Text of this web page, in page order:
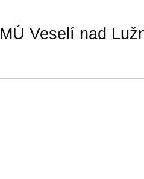
MÚ Veselí nad